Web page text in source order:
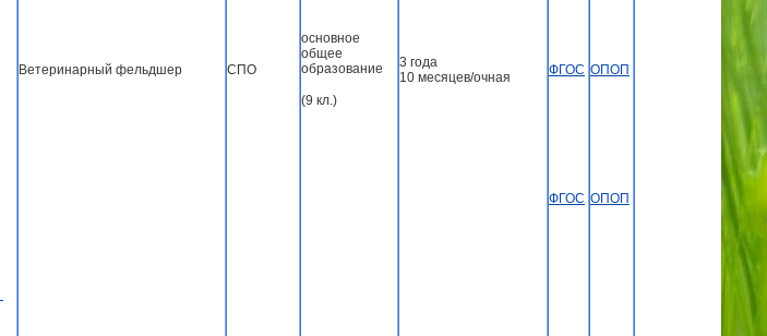
Ветеринарный фельдшер СПО
основное
общее
образование
(9 кл.)
3 года
10 месяцев/очная
ФГОС
ФГОС
ОПОП
ОПОП